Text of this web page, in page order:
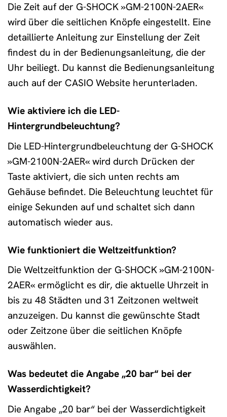
Die Zeit auf der G-SHOCK »GM-2100N-2AER«
wird über die seitlichen Knöpfe eingestellt. Eine
detaillierte Anleitung zur Einstellung der Zeit
findest du in der Bedienungsanleitung, die der
Uhr beiliegt. Du kannst die Bedienungsanleitung
auch auf der CASIO Website herunterladen.
Wie aktiviere ich die LED-
Hintergrundbeleuchtung?
Die LED-Hintergrundbeleuchtung der G-SHOCK
»GM-2100N-2AER« wird durch Drücken der
Taste aktiviert, die sich unten rechts am
Gehäuse befindet. Die Beleuchtung leuchtet für
einige Sekunden auf und schaltet sich dann
automatisch wieder aus.
Wie funktioniert die Weltzeitfunktion?
Die Weltzeitfunktion der G-SHOCK »GM-2100N-
2AER« ermöglicht es dir, die aktuelle Uhrzeit in
bis zu 48 Städten und 31 Zeitzonen weltweit
anzuzeigen. Du kannst die gewünschte Stadt
oder Zeitzone über die seitlichen Knöpfe
auswählen.
Was bedeutet die Angabe „20 bar“ bei der
Wasserdichtigkeit?
Die Angabe „20 bar“ bei der Wasserdichtigkeit